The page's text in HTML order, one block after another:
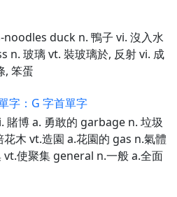
noodles duck n. 鴨子 vi. 沒入水
n. 玻璃 vt. 裝玻璃於, 反射 vi. 成
, 笨蛋
字：G 字首單字
賭博 a. 勇敢的 garbage n. 垃圾
木 vt.造園 a.花園的 gas n.氣體
使聚集 general n.一般 a.全面